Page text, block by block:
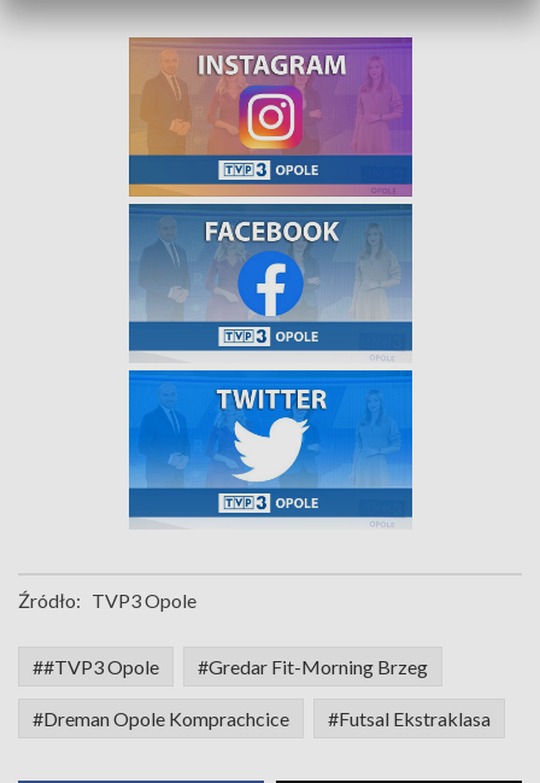
Źródło: TVP3 Opole
##TVP3 Opole #Gredar Fit-Morning Brzeg
#Dreman Opole Komprachcice #Futsal Ekstraklasa